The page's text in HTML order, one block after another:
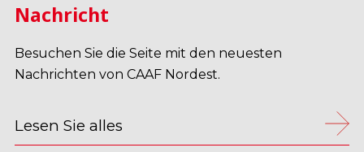
Nachricht
Besuchen Sie die Seite mit den neuesten
Nachrichten von CAAF Nordest.
Lesen Sie alles